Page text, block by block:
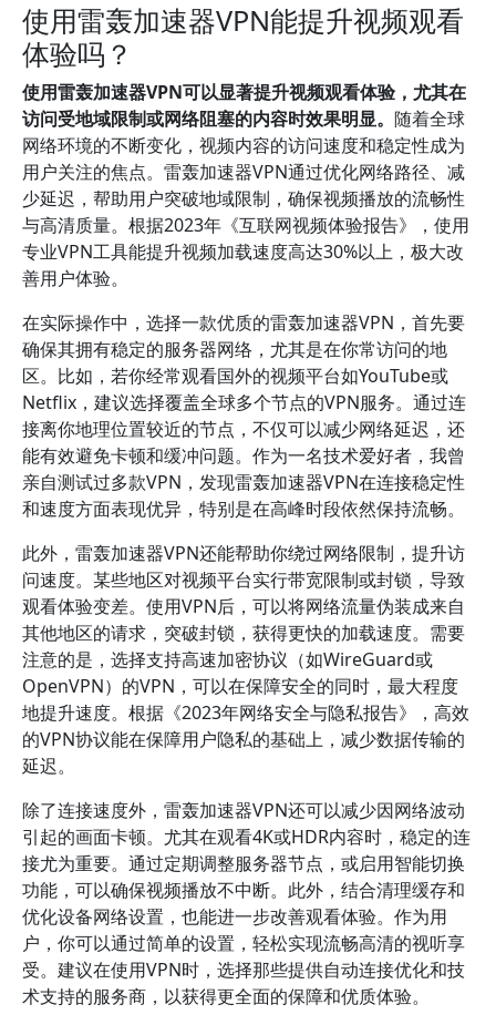
使用雷轰加速器VPN能提升视频观看
体验吗？
使用雷轰加速器VPN可以显著提升视频观看体验，尤其在
访问受地域限制或网络阻塞的内容时效果明显。 随着全球
网络环境的不断变化，视频内容的访问速度和稳定性成为
用户关注的焦点。雷轰加速器VPN通过优化网络路径、减
少延迟，帮助用户突破地域限制，确保视频播放的流畅性
与高清质量。根据2023年《互联网视频体验报告》，使用
专业VPN工具能提升视频加载速度高达30%以上，极大改
善用户体验。
在实际操作中，选择一款优质的雷轰加速器VPN，首先要
确保其拥有稳定的服务器网络，尤其是在你常访问的地
区。比如，若你经常观看国外的视频平台如YouTube或
Netflix，建议选择覆盖全球多个节点的VPN服务。通过连
接离你地理位置较近的节点，不仅可以减少网络延迟，还
能有效避免卡顿和缓冲问题。作为一名技术爱好者，我曾
亲自测试过多款VPN，发现雷轰加速器VPN在连接稳定性
和速度方面表现优异，特别是在高峰时段依然保持流畅。
此外，雷轰加速器VPN还能帮助你绕过网络限制，提升访
问速度。某些地区对视频平台实行带宽限制或封锁，导致
观看体验变差。使用VPN后，可以将网络流量伪装成来自
其他地区的请求，突破封锁，获得更快的加载速度。需要
注意的是，选择支持高速加密协议（如WireGuard或
OpenVPN）的VPN，可以在保障安全的同时，最大程度
地提升速度。根据《2023年网络安全与隐私报告》，高效
的VPN协议能在保障用户隐私的基础上，减少数据传输的
延迟。
除了连接速度外，雷轰加速器VPN还可以减少因网络波动
引起的画面卡顿。尤其在观看4K或HDR内容时，稳定的连
接尤为重要。通过定期调整服务器节点，或启用智能切换
功能，可以确保视频播放不中断。此外，结合清理缓存和
优化设备网络设置，也能进一步改善观看体验。作为用
户，你可以通过简单的设置，轻松实现流畅高清的视听享
受。建议在使用VPN时，选择那些提供自动连接优化和技
术支持的服务商，以获得更全面的保障和优质体验。